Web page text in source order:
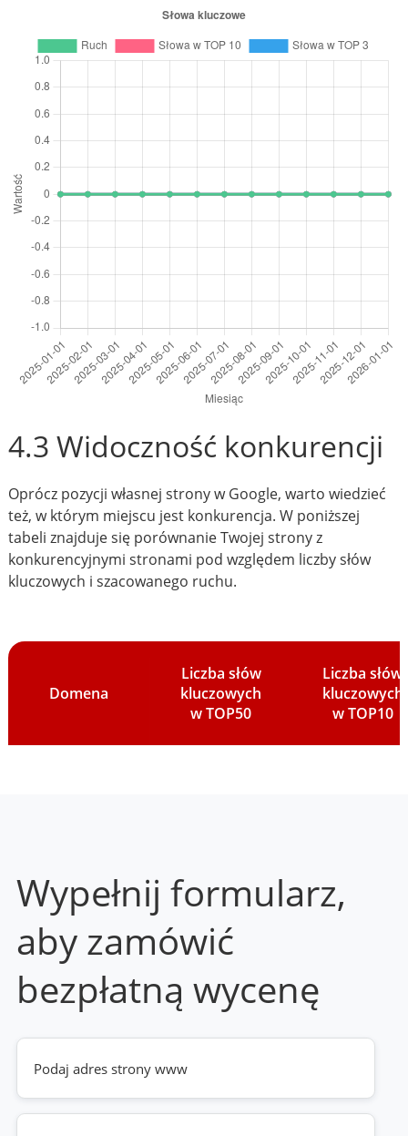
4.3 Widoczność konkurencji
Oprócz pozycji własnej strony w Google, warto wiedzieć
też, w którym miejscu jest konkurencja. W poniższej
tabeli znajduje się porównanie Twojej strony z
konkurencyjnymi stronami pod względem liczby słów
kluczowych i szacowanego ruchu.
Domena
Liczba słów
kluczowych
w TOP50
Liczba słów
kluczowych
w TOP10
Wypełnij formularz,
aby zamówić
bezpłatną wycenę
Twoja
strona
www
(wymagane)
Telefon